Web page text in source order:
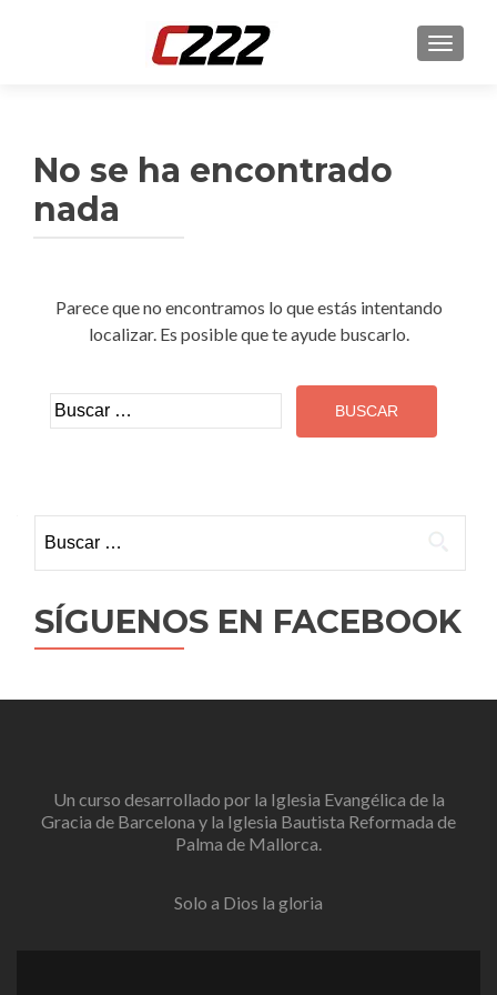
No se ha encontrado
nada
Parece que no encontramos lo que estás intentando
localizar. Es posible que te ayude buscarlo.
Buscar:
SÍGUENOS EN FACEBOOK
Un curso desarrollado por la Iglesia Evangélica de la
Gracia de Barcelona y la Iglesia Bautista Reformada de
Palma de Mallorca.
Solo a Dios la gloria